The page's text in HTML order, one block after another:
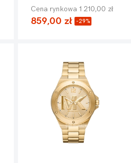
Cena rynkowa 1 210,00 zł
859,00 zł -29%